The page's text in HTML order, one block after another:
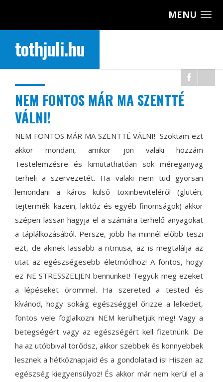
MENU
tothjuli.hu
NEM FONTOS MÁR MA SZENTTÉ
VÁLNI!
NEM FONTOS MÁR MA SZENTTÉ VÁLNI! Szoktam ezt
akkor mondani, amikor jön valaki hozzám
Testelemzésre és kimutathatóan sok méreganyag
terheli a szervezetét. Ha valaki nem tud gyorsan
lemondani a káros külső toxinbeviteléről (glutén,
tejtermék: kazein, laktóz és egyéb finomságok) akkor
szépen lassan hagyja el a számára terhelő anyagokat
a táplálkozásából. Persze, jobb ha minnél előbb teszi
ezt, de akinek lassabb a ritmusa, az is megtalálja az
utat az egészségesebb életmódhoz! A fontos, hogy
ez NE STRESSZELJEN bennünket! Tegyük meg ezeket
a lépéseket örömmel. Ha szereted a tested és
kívánod, hogy sokáig egészséggel őrizze a lelkedet,
fontos vele foglalkozni NEM kerülhetjük meg! Vagy a
betegségért vagy az egészségért kell fizetnünk. De
ha az utóbbival törődsz, akkor szebbek és könnyebbek
lesznek a hétköznapjaid és a gondolataid is! Hiszen az
egészség kiegyensúlyoz! És akkor már nem kerül el a